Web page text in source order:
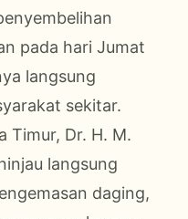
pada hari Jumat
langsung
sekitar.
Timur, Dr. H. M.
langsung
daging,